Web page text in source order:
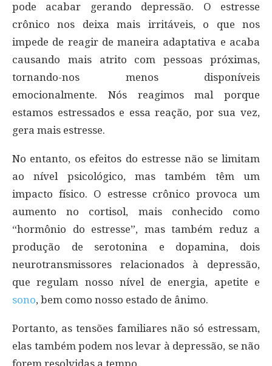
pode acabar gerando depressão. O estresse
crônico nos deixa mais irritáveis, o que nos
impede de reagir de maneira adaptativa e acaba
causando mais atrito com pessoas próximas,
tornando-nos menos disponíveis
emocionalmente. Nós reagimos mal porque
estamos estressados e essa reação, por sua vez,
gera mais estresse.
No entanto, os efeitos do estresse não se limitam
ao nível psicológico, mas também têm um
impacto físico. O estresse crônico provoca um
aumento no cortisol, mais conhecido como
“hormônio do estresse”, mas também reduz a
produção de serotonina e dopamina, dois
neurotransmissores relacionados à depressão,
que regulam nosso nível de energia, apetite e
sono, bem como nosso estado de ânimo.
Portanto, as tensões familiares não só estressam,
elas também podem nos levar à depressão, se não